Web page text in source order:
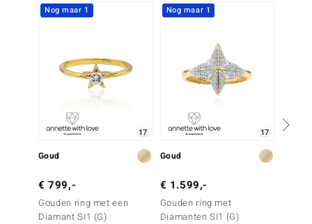
Collection
Nog maar 1
17
Goud
€ 799,-
Gouden ring met een
Diamant SI1 (G)
Nog maar 1
17
Goud
€ 1.599,-
Gouden ring met
Diamanten SI1 (G)